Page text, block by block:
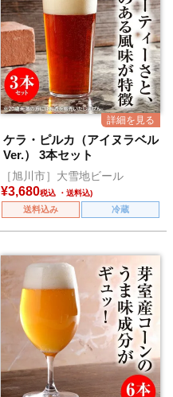
ケラ・ピルカ（アイヌラベル
Ver.） 3本セット
［旭川市］大雪地ビール
¥3,680税込
送料込み 冷蔵